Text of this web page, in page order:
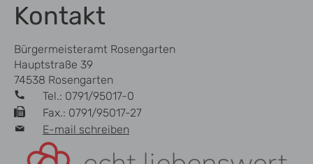
Kontakt
Bürgermeisteramt Rosengarten
Hauptstraße 39
74538 Rosengarten
Tel.: 0791/95017-0
Fax.: 0791/95017-27
E-mail schreiben